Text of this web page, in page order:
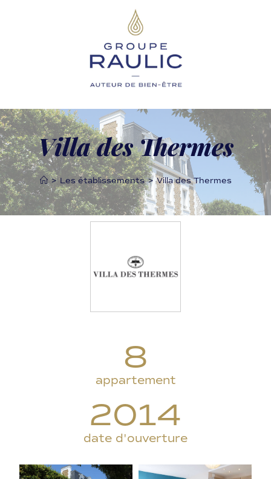
Villa des Thermes
> Les établissements > Villa des Thermes
appartement
8
date d'ouverture
2014